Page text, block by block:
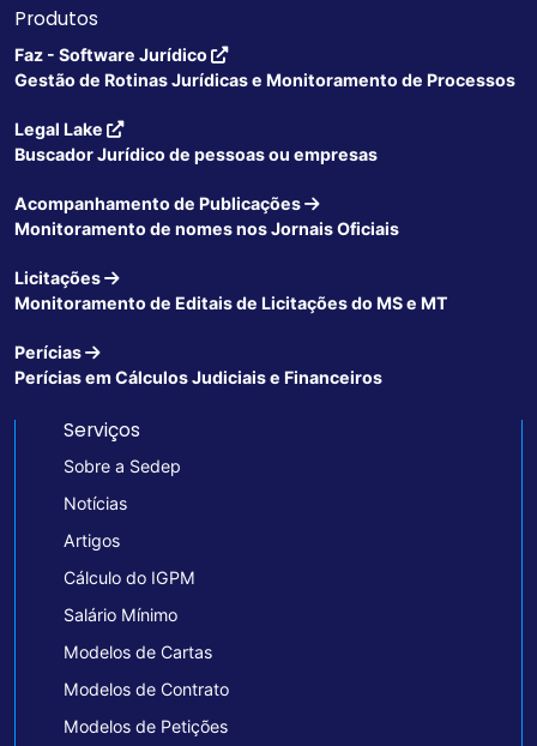
Produtos
Faz - Software Jurídico
Gestão de Rotinas Jurídicas e Monitoramento de Processos
Legal Lake
Buscador Jurídico de pessoas ou empresas
Acompanhamento de Publicações
Monitoramento de nomes nos Jornais Oficiais
Licitações
Monitoramento de Editais de Licitações do MS e MT
Perícias
Perícias em Cálculos Judiciais e Financeiros
Serviços
Sobre a Sedep
Notícias
Artigos
Cálculo do IGPM
Salário Mínimo
Modelos de Cartas
Modelos de Contrato
Modelos de Petições